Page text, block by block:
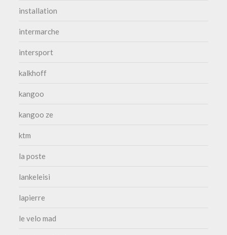
installation
intermarche
intersport
kalkhoff
kangoo
kangoo ze
ktm
la poste
lankeleisi
lapierre
le velo mad